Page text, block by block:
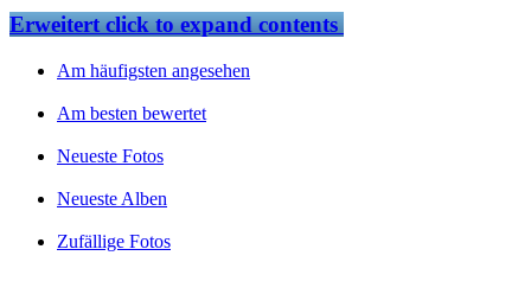
Erweitertclick to expand contents
Am häufigsten angesehen
Am besten bewertet
Neueste Fotos
Neueste Alben
Zufällige Fotos